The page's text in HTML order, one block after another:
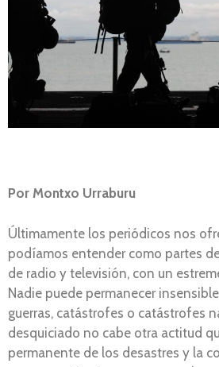
Por Montxo Urraburu
Últimamente los periódicos nos
podíamos entender como partes
de radio y televisión, con un
Nadie puede permanecer
guerras, catástrofes o catástrofes
desquiciado no cabe otra actitud
permanente de los desastres y la